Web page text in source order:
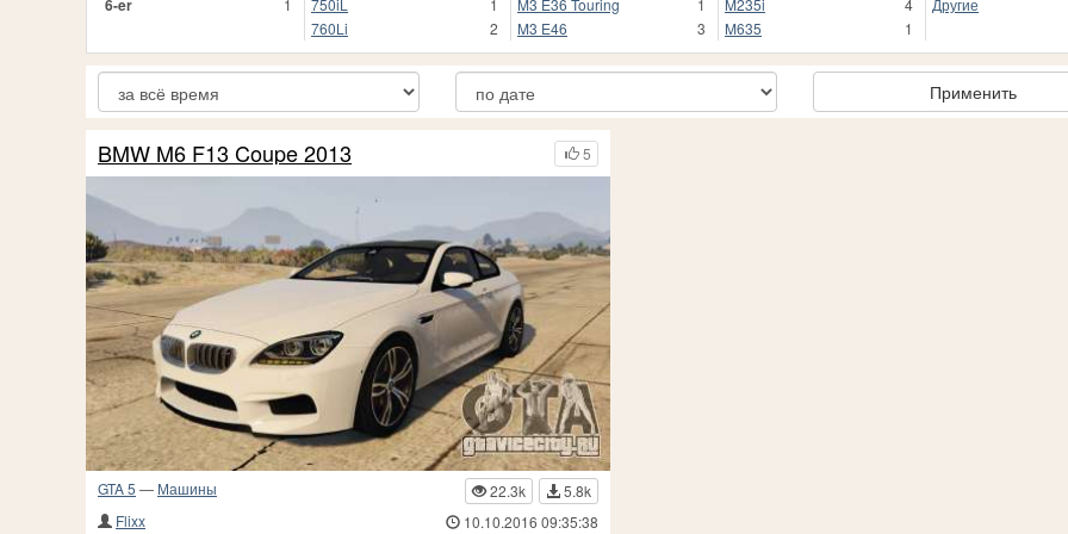
6-er 1 750iL
1
760Li
2
M3 E36 Touring
1
M3 E46
3
M235i
4
M635
1
Другие
Применить
5
BMW M6 F13 Coupe 2013
GTA 5 — Машины 22.3k
5.8k
Flixx
10.10.2016 09:35:38